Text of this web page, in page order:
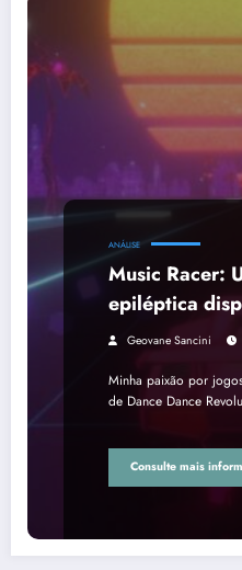
ANÁLISE
Music Racer:
epiléptica
Geovane Sancini
Minha paixão por
de Dance Dance
Consulte mais